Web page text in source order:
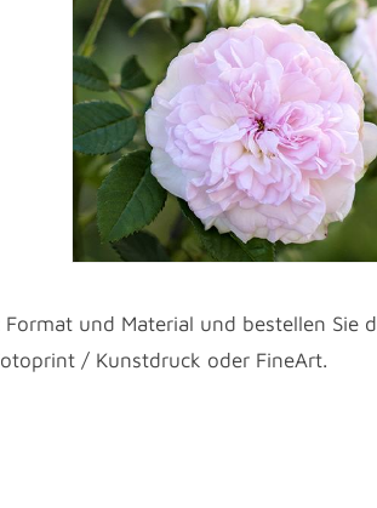
und Material und bestellen Sie
/ Kunstdruck oder FineArt.